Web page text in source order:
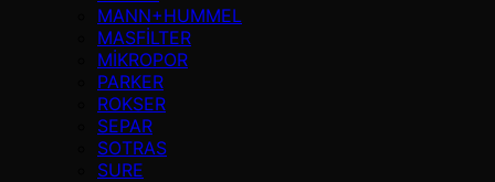
MANN+HUMMEL
MASFİLTER
MİKROPOR
PARKER
ROKSER
SEPAR
SOTRAS
SURE